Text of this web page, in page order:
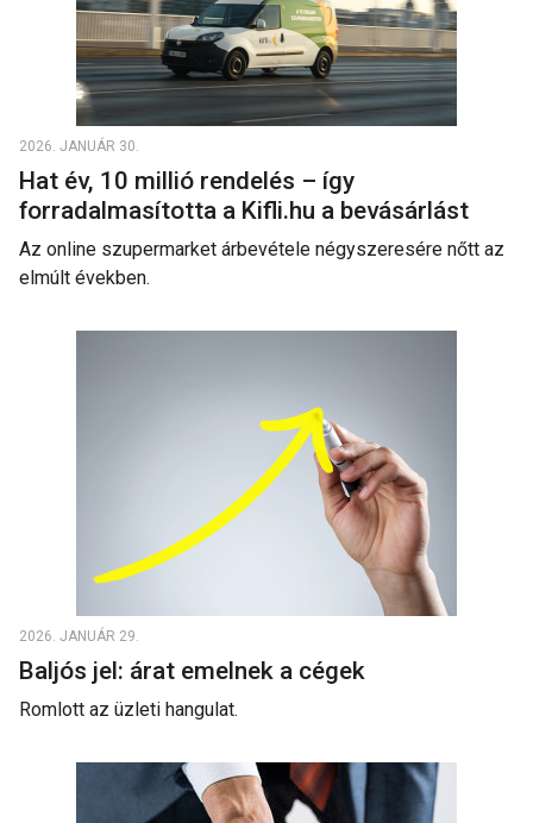
2026. JANUÁR 30.
Hat év, 10 millió rendelés – így
forradalmasította a Kifli.hu a bevásárlást
Az online szupermarket árbevétele négyszeresére nőtt az
elmúlt években.
2026. JANUÁR 29.
Baljós jel: árat emelnek a cégek
Romlott az üzleti hangulat.